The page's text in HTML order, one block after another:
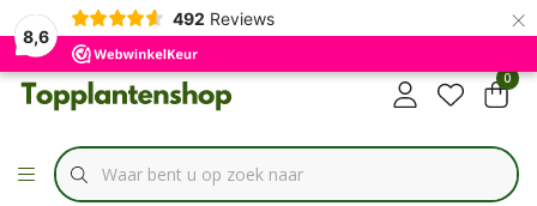
8,6
492 Reviews ×
✔Specialist inBorderbundels
0